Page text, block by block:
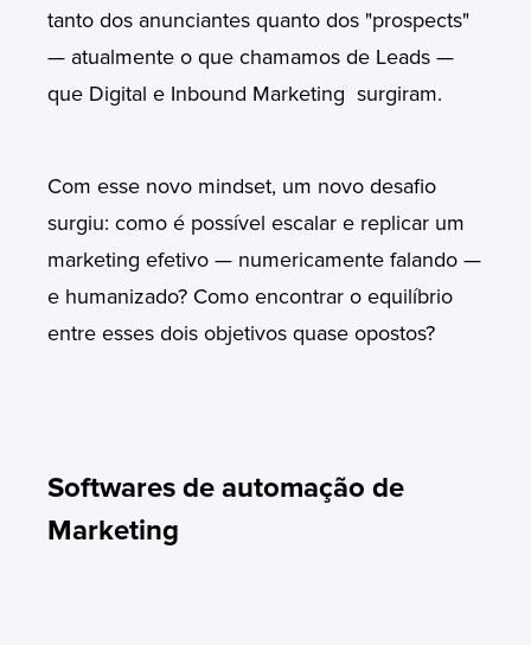
tanto dos anunciantes quanto dos "prospects"
— atualmente o que chamamos de Leads —
que Digital e Inbound Marketing surgiram.
Com esse novo mindset, um novo desafio
surgiu: como é possível escalar e replicar um
marketing efetivo — numericamente falando —
e humanizado? Como encontrar o equilíbrio
entre esses dois objetivos quase opostos?
Softwares de automação de
Marketing